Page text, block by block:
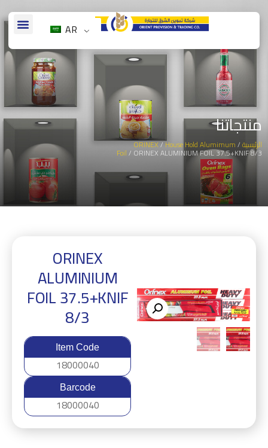
AR
منتجاتنا
الرئيسية/
ORINEX/House Hold Alumimum
Foil/ ORINEX ALUMINIUM FOIL 37.5+KNIF 8/3
ORINEX
ALUMINIUM
FOIL 37.5+KNIF
8/3
Item Code
18000040
Barcode
18000040